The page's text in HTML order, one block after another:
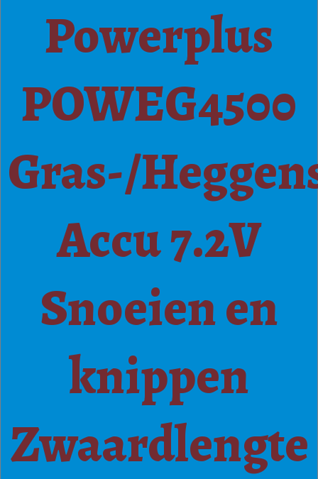
Powerplus
POWEG4500
Gras-/
Accu 7.2V
Snoeien en
knippen
Zwaardlengte